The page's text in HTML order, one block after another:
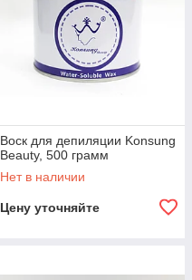
Воск для депиляции Konsung
Beauty, 500 грамм
Нет в наличии
Цену уточняйте